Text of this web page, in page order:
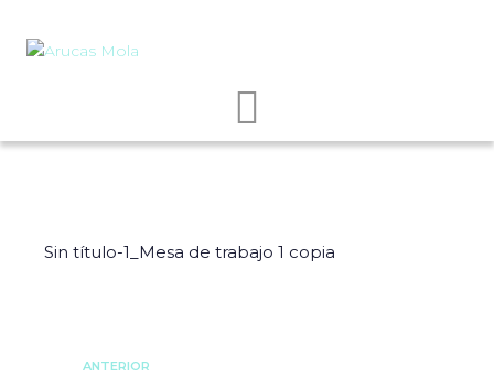
Sin título-1_Mesa de trabajo 1 copia
ANTERIOR